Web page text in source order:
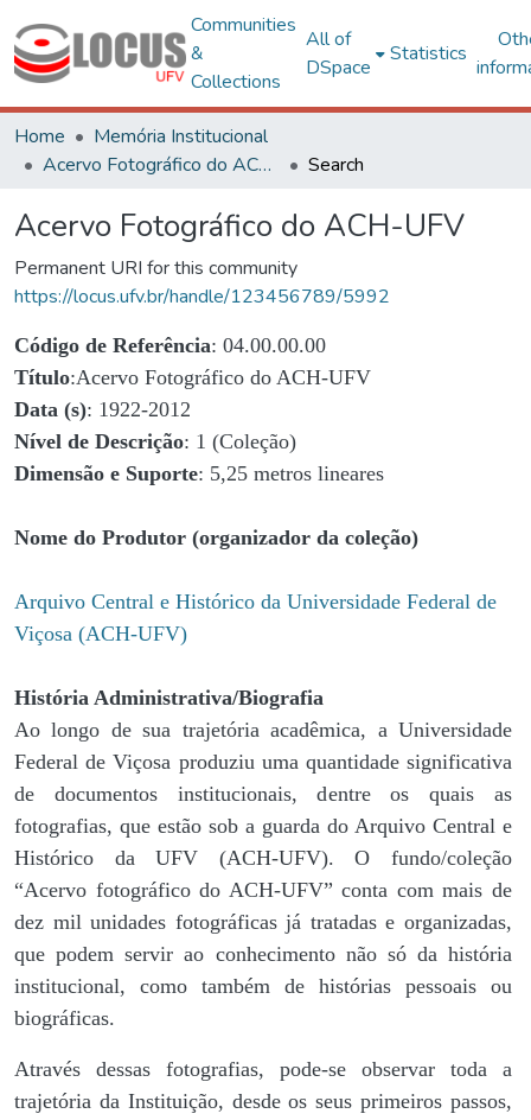
Communities
&
Collections
All of
DSpace
Statistics
Home
Memória Institucional
Acervo Fotográfico do ACH-UFV
Search
Acervo Fotográfico do ACH-UFV
Permanent URI for this community
https://locus.ufv.br/handle/123456789/5992
Código de Referência: 04.00.00.00
Título:Acervo Fotográfico do ACH-UFV
Data (s): 1922-2012
Nível de Descrição: 1 (Coleção)
Dimensão e Suporte: 5,25 metros lineares
Nome do Produtor (organizador da coleção)
Arquivo Central e Histórico da Universidade Federal de
Viçosa (ACH-UFV)
História Administrativa/Biografia
Ao longo de sua trajetória acadêmica, a Universidade
Federal de Viçosa produziu uma quantidade significativa
de documentos institucionais, dentre os quais as
fotografias, que estão sob a guarda do Arquivo Central e
Histórico da UFV (ACH-UFV). O fundo/coleção
“Acervo fotográfico do ACH-UFV” conta com mais de
dez mil unidades fotográficas já tratadas e organizadas,
que podem servir ao conhecimento não só da história
institucional, como também de histórias pessoais ou
biográficas.
Através dessas fotografias, pode-se observar toda a
trajetória da Instituição, desde os seus primeiros passos,